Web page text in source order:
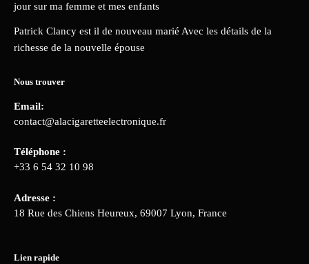
jour sur ma femme et mes enfants
Patrick Clancy est il de nouveau marié Avec les détails de la
richesse de la nouvelle épouse
Nous trouver
Email:
contact@alacigaretteelectronique.fr
Téléphone :
+33 6 54 32 10 98
Adresse :
18 Rue des Chiens Heureux, 69007 Lyon, France
Lien rapide